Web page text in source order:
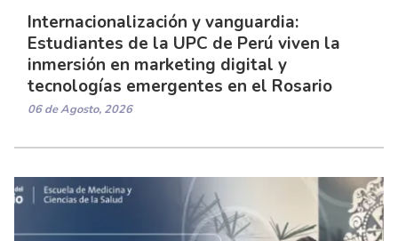
Internacionalización y vanguardia:
Estudiantes de la UPC de Perú viven la
inmersión en marketing digital y
tecnologías emergentes en el Rosario
06 de Agosto, 2026